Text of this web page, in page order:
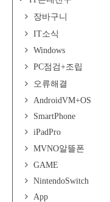
장바구니
IT소식
Windows
PC점검+조립
오류해결
AndroidVM+OS
SmartPhone
iPadPro
MVNO알뜰폰
GAME
NintendoSwitch
App